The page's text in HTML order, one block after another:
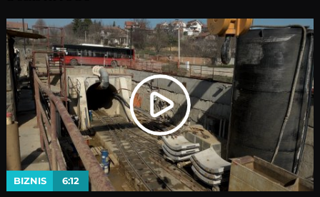
BIZNIS 6:12